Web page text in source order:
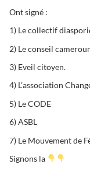
Ont signé :
1) Le collectif
2) Le conseil
3) Eveil citoyen.
4) L’association
5) Le CODE
6) ASBL
7) Le Mouvement de
Signons la